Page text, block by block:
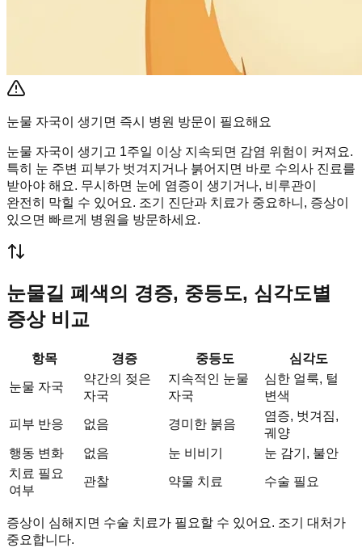
눈물 자국이 생기면 즉시 병원 방문이 필요해요
눈물 자국이 생기고 1주일 이상 지속되면 감염 위험이 커져요.
특히 눈 주변 피부가 벗겨지거나 붉어지면 바로 수의사 진료를
받아야 해요. 무시하면 눈에 염증이 생기거나, 비루관이
완전히 막힐 수 있어요. 조기 진단과 치료가 중요하니, 증상이
있으면 빠르게 병원을 방문하세요.
눈물길 폐색의 경증, 중등도, 심각도별
증상 비교
항목 경증 중등도 심각도
눈물 자국
약간의 젖은
자국
지속적인 눈물
자국
심한 얼룩, 털
변색
피부 반응 없음 경미한 붉음
염증, 벗겨짐,
궤양
행동 변화
없음 눈 비비기
눈 감기, 불안
치료 필요
여부
관찰 약물 치료 수술 필요
증상이 심해지면 수술 치료가 필요할 수 있어요. 조기 대처가
중요합니다.